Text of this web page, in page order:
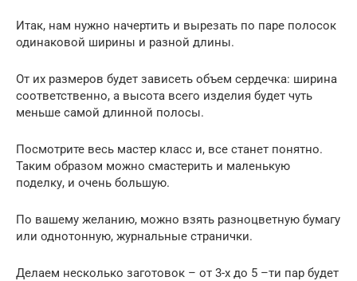
Итак, нам нужно начертить и вырезать по паре полосок
одинаковой ширины и разной длины.
От их размеров будет зависеть объем сердечка: ширина
соответственно, а высота всего изделия будет чуть
меньше самой длинной полосы.
Посмотрите весь мастер класс и, все станет понятно.
Таким образом можно смастерить и маленькую
поделку, и очень большую.
По вашему желанию, можно взять разноцветную бумагу
или однотонную, журнальные странички.
Делаем несколько заготовок – от 3-х до 5 –ти пар будет